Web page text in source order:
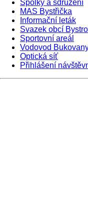
Spolky a sdružení
MAS Bystřička
Informační leták
Svazek obcí
Sportovní areál
Vodovod
Optická síť
Přihlášení